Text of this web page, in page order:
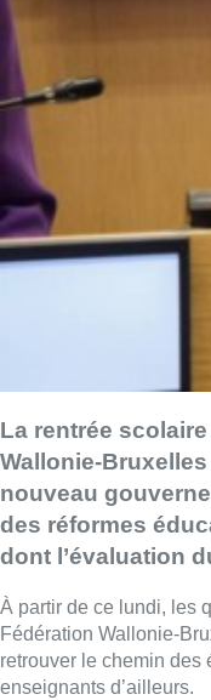
La rentrée
Wallonie-
nouveau
des réformes
dont l’évaluation
À partir de ce lundi, les
Fédération Wallonie-
retrouver le chemin des
enseignants d’ailleurs.